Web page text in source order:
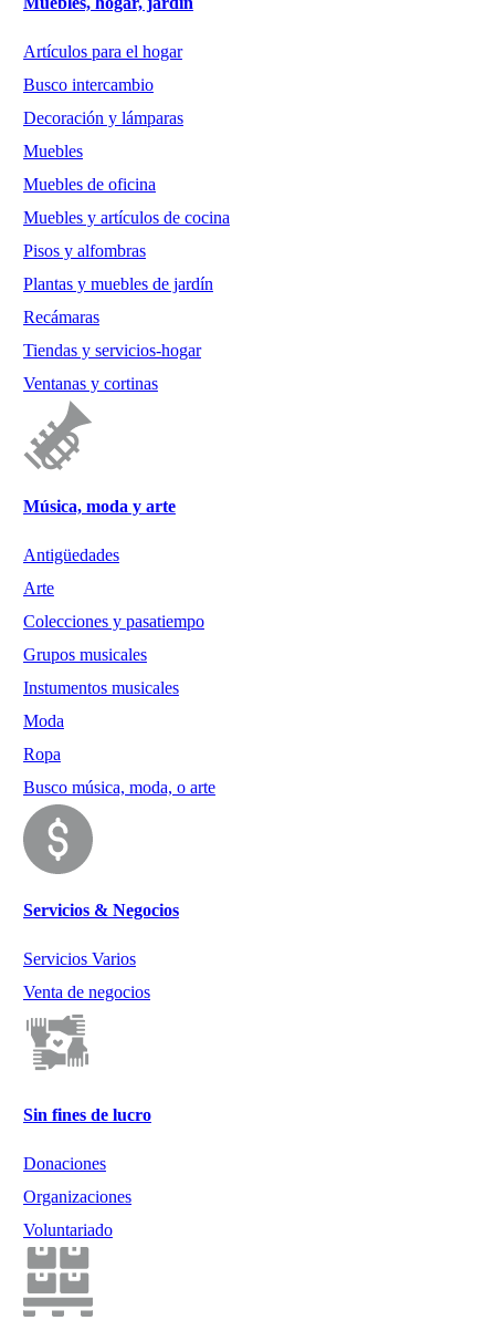
Artículos para el hogar
Busco intercambio
Decoración y lámparas
Muebles
Muebles de oficina
Muebles y artículos de cocina
Pisos y alfombras
Plantas y muebles de jardín
Recámaras
Tiendas y servicios-hogar
Ventanas y cortinas
Música, moda y arte
Antigüedades
Arte
Colecciones y pasatiempo
Grupos musicales
Instumentos musicales
Moda
Ropa
Busco música, moda, o arte
Servicios & Negocios
Servicios Varios
Venta de negocios
Sin fines de lucro
Donaciones
Organizaciones
Voluntariado